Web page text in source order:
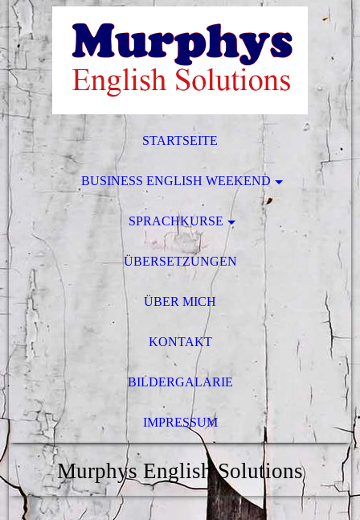
STARTSEITE
BUSINESS ENGLISH WEEKEND
SPRACHKURSE
ÜBERSETZUNGEN
ÜBER MICH
KONTAKT
BILDERGALARIE
IMPRESSUM
Murphys English Solutions